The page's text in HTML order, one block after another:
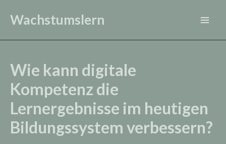
Wachstumslern
Wie kann digitale
Kompetenz die
Lernergebnisse im heutigen
Bildungssystem verbessern?